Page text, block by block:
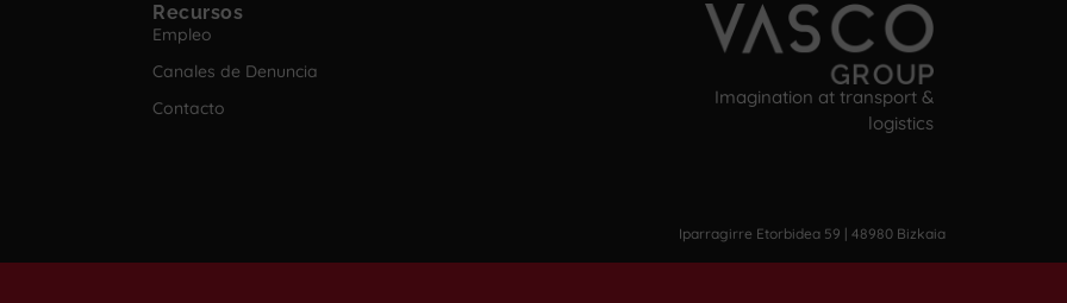
Recursos
Empleo
Canales de Denuncia
Contacto
Imagination at transport &
logistics
Iparragirre Etorbidea 59 | 48980 Bizkaia